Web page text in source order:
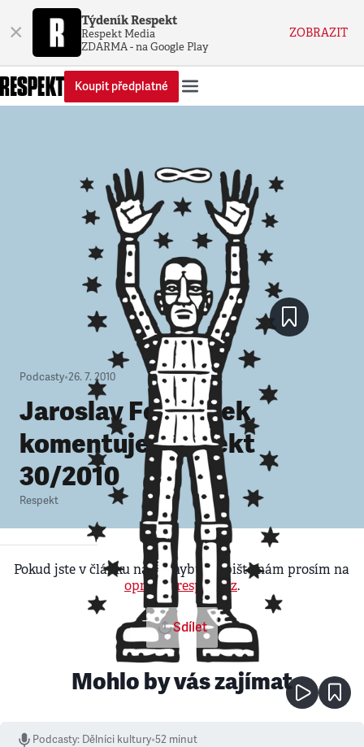
× Týdeník Respekt
Respekt Media
ZDARMA - na Google Play
ZOBRAZIT
Koupit předplatné
Podcasty•26. 7. 2010
Jaroslav Formánek
komentuje Respekt
30/2010
Respekt
Pokud jste v článku našli chybu, napište nám prosím na
opravy@respekt.cz.
Sdílet
Mohlo by vás zajímat
Podcasty: Dělníci kultury•52 minut